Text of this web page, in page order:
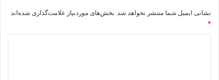
نشانی ایمیل شما منتشر نخواهد شد. بخش‌های موردنیاز علامت‌گذاری شده‌اند
*